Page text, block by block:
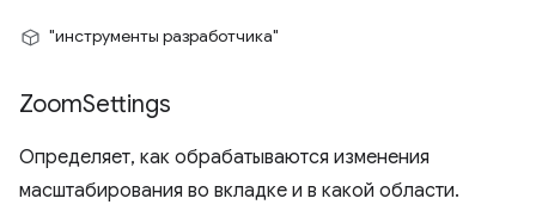
"инструменты разработчика"
ZoomSettings
Определяет, как обрабатываются изменения
масштабирования во вкладке и в какой области.